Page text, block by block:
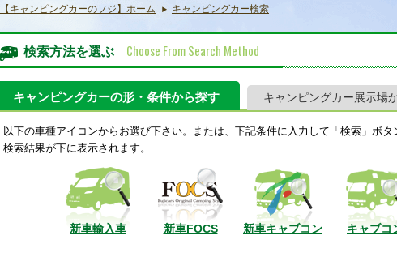
【キャンピングカーのフジ】ホーム キャンピングカー検索
検索方法を選ぶ Choose From Search Method
キャンピングカーの形・条件から探す キャンピングカー展示場
以下の車種アイコンからお選び下さい。または、下記条件に入力して「検索」ボタ
検索結果が下に表示されます。
新車輸入車 新車FOCS 新車キャブコン キャブコ